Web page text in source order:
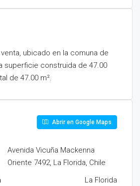
ubicado en la comuna de
superficie construida de 47.00
de 47.00 m².
Abrir en Google Maps
Avenida Vicuña Mackenna
Oriente 7492, La Florida, Chile
La Florida